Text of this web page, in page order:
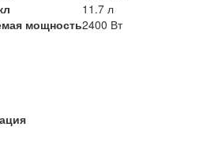
11.7 л
мощность2400 Вт